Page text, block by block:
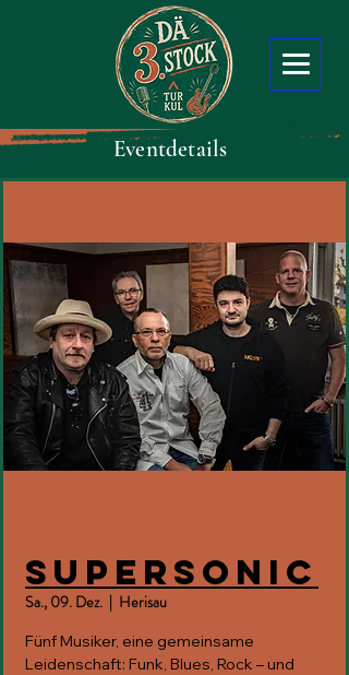
Eventdetails
Supersonic
Sa., 09. Dez.
  |
Herisau
Fünf Musiker, eine gemeinsame
Leidenschaft: Funk, Blues, Rock – und